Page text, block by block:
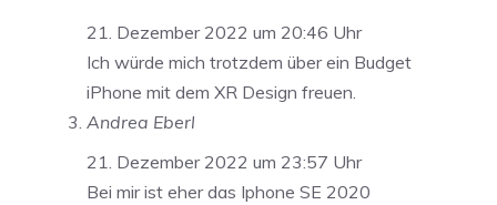
21. Dezember 2022 um 20:46 Uhr
Ich würde mich trotzdem über ein Budget
iPhone mit dem XR Design freuen.
Andrea Eberl
21. Dezember 2022 um 23:57 Uhr
Bei mir ist eher das Iphone SE 2020